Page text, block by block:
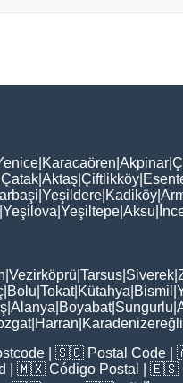
Karacaören Akpinar
Çatak Aktaş Çiftlikköy
Yeşildere Kadiköy
Yeşilova Yeşiltepe Aksu
Vezirköprü Tarsus Siverek
Bolu Tokat| Kütahya Bismil
Alanya Boyabat| Sungurlu
| Harran Karadenizereğli
| 🇸🇬 Postal Code |
| 🇲🇽 Código Postal | 🇪🇸